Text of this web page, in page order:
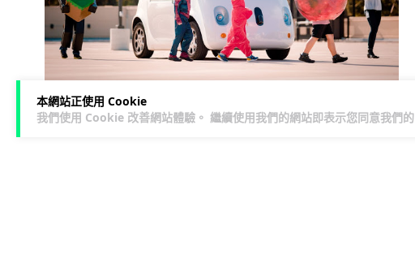
本網站正使用 Cookie
我們使用 Cookie 改善網站體驗。 繼續使用我們的網站即表示您同意我們的